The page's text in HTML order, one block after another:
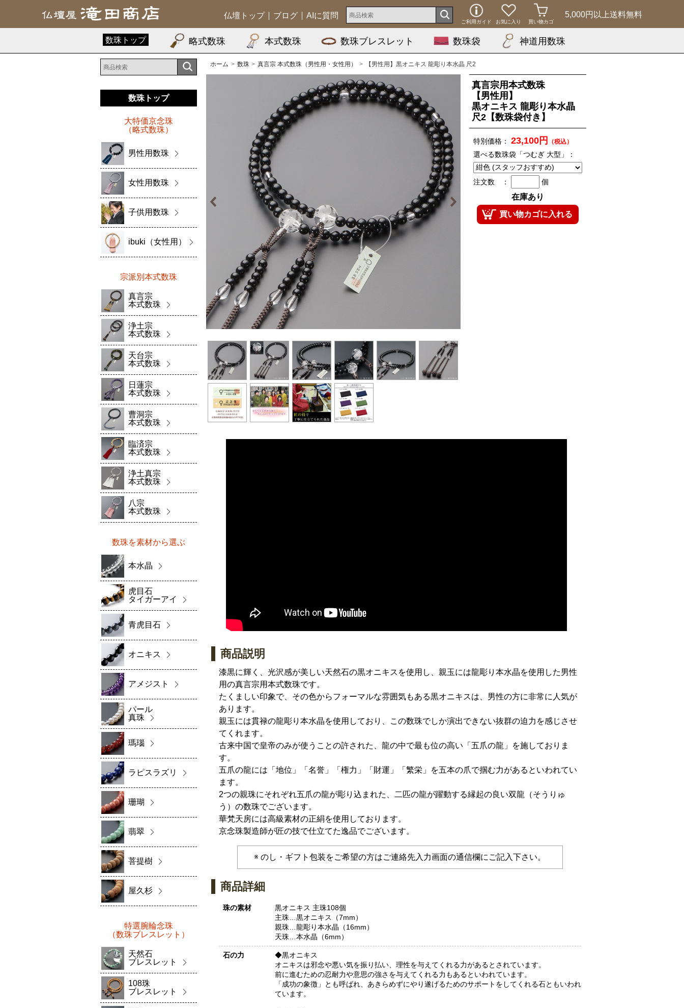
5,000円以上送料無料
ご利用ガイド お気に入り 買い物カゴ
仏壇トップ ブログ AIに質問
数珠トップ 略式数珠 本式数珠 数珠ブレスレット 数珠袋 神道用数珠
ホーム 数珠 真言宗 本式数珠（男性用・女性用） 【男性用】黒オニキス 龍彫り本水晶 尺2
真言宗用本式数珠
【男性用】
黒オニキス 龍彫り本水晶
尺2【数珠袋付き】
特別価格： 23,100円 （税込）
選べる数珠袋「つむぎ 大型」：
注文数 ： 個
在庫あり
商品説明
漆黒に輝く、光沢感が美しい天然石の黒オニキスを使用し、親玉には龍彫り本水晶を使用した男性
用の真言宗用本式数珠です。
たくましい印象で、その色からフォーマルな雰囲気もある黒オニキスは、男性の方に非常に人気が
あります。
親玉には貫禄の龍彫り本水晶を使用しており、この数珠でしか演出できない抜群の迫力を感じさせ
てくれます。
古来中国で皇帝のみが使うことの許された、龍の中で最も位の高い「五爪の龍」を施しておりま
す。
五爪の龍には「地位」「名誉」「権力」「財運」「繁栄」を五本の爪で掴む力があるといわれてい
ます。
2つの親珠にそれぞれ五爪の龍が彫り込まれた、二匹の龍が躍動する縁起の良い双龍（そうりゅ
う）の数珠でございます。
華梵天房には高級素材の正絹を使用しております。
京念珠製造師が匠の技で仕立てた逸品でございます。
のし・ギフト包装をご希望の方はご連絡先入力画面の通信欄にご記入下さい。
商品詳細
珠の素材
黒オニキス 主珠108個
主珠…黒オニキス（7mm）
親珠…龍彫り本水晶（16mm）
天珠…本水晶（6mm）
石の力
◆黒オニキス
オニキスは邪念や悪い気を振り払い、理性を与えてくれる力があるとされています。
前に進むための忍耐力や意思の強さを与えてくれる力もあるといわれています。
「成功の象徴」とも呼ばれ、あきらめずにやり遂げるためのサポートをしてくれる石ともいわれ
ています。
数珠トップ
大特価京念珠
（略式数珠）
男性用数珠
女性用数珠
子供用数珠
ibuki（女性用）
宗派別本式数珠
真言宗
本式数珠
浄土宗
本式数珠
天台宗
本式数珠
日蓮宗
本式数珠
曹洞宗
本式数珠
臨済宗
本式数珠
浄土真宗
本式数珠
八宗
本式数珠
数珠を素材から選ぶ
本水晶
虎目石
タイガーアイ
青虎目石
オニキス
アメジスト
パール
真珠
瑪瑙
ラピスラズリ
珊瑚
翡翠
菩提樹
屋久杉
特選腕輪念珠
（数珠ブレスレット）
天然石
ブレスレット
108珠
ブレスレット